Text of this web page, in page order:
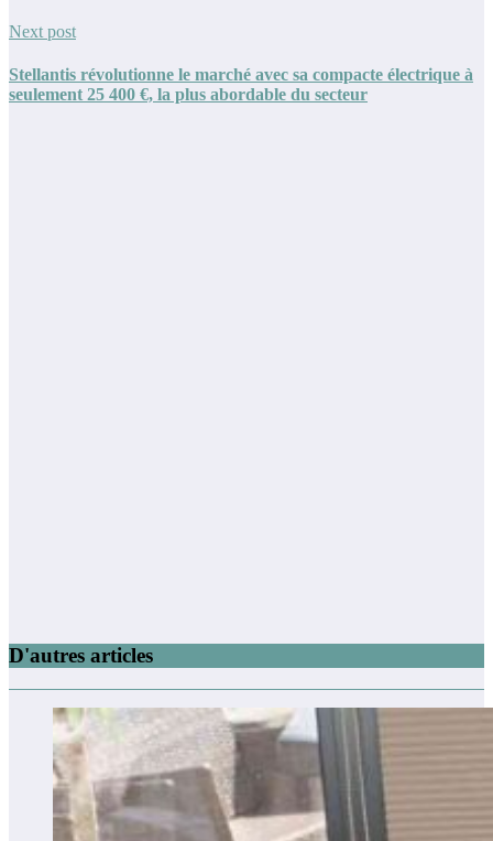
Next post
Stellantis révolutionne le marché avec sa compacte électrique à
seulement 25 400 €, la plus abordable du secteur
D'autres articles